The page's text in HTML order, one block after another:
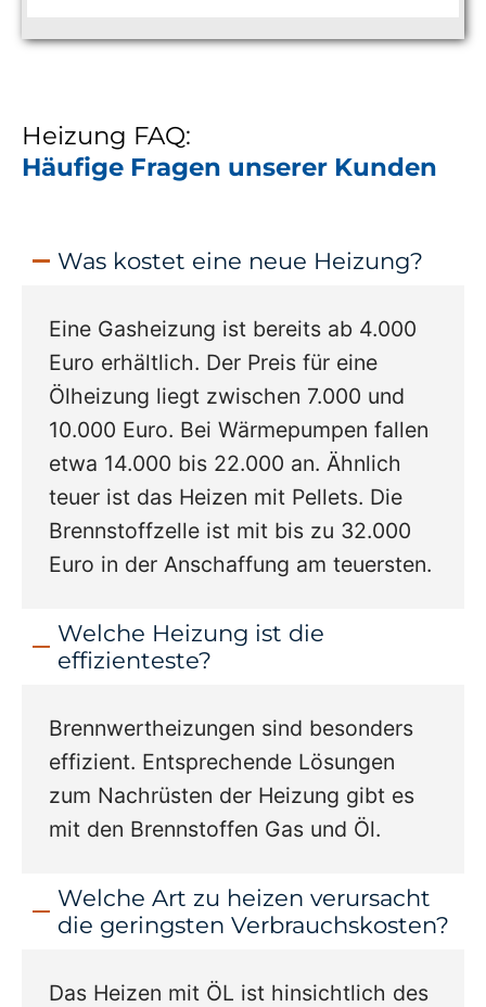
Heizung FAQ:
Häufige Fragen unserer Kunden
Was kostet eine neue Heizung?
Eine Gasheizung ist bereits ab 4.000
Euro erhältlich. Der Preis für eine
Ölheizung liegt zwischen 7.000 und
10.000 Euro. Bei Wärmepumpen fallen
etwa 14.000 bis 22.000 an. Ähnlich
teuer ist das Heizen mit Pellets. Die
Brennstoffzelle ist mit bis zu 32.000
Euro in der Anschaffung am teuersten.
Welche Heizung ist die
effizienteste?
Brennwertheizungen sind besonders
effizient. Entsprechende Lösungen
zum Nachrüsten der Heizung gibt es
mit den Brennstoffen Gas und Öl.
Welche Art zu heizen verursacht
die geringsten Verbrauchskosten?
Das Heizen mit ÖL ist hinsichtlich des